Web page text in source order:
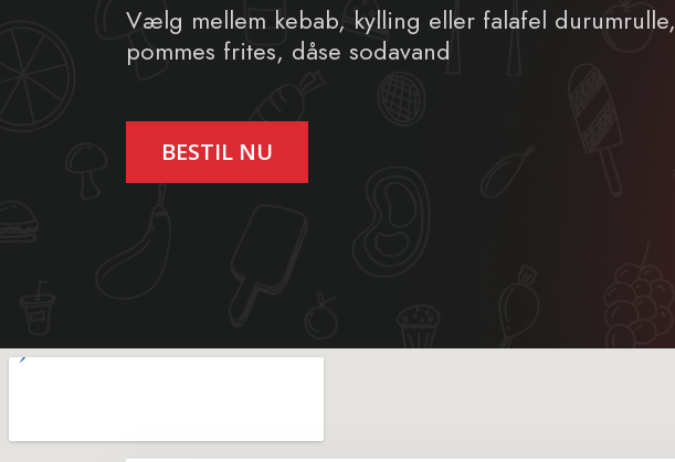
Vælg mellem kebab, kylling eller falafel durumrulle,
pommes frites, dåse sodavand
BESTIL NU